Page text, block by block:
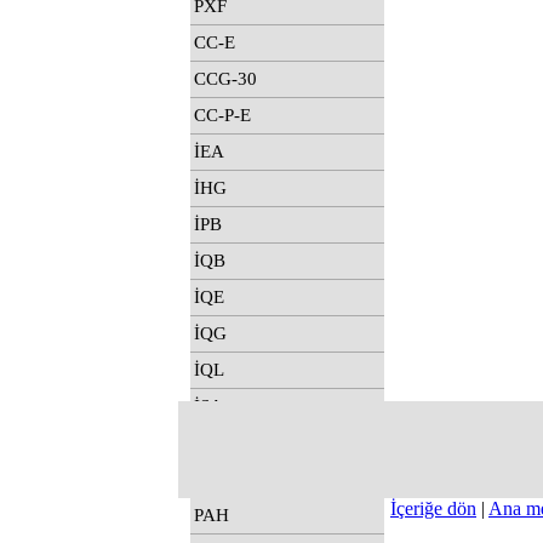
PXF
CC-E
CCG-30
CC-P-E
İEA
İHG
İPB
İQB
İQE
İQG
İQL
İSA
PAH
İçeriğe dön | Ana